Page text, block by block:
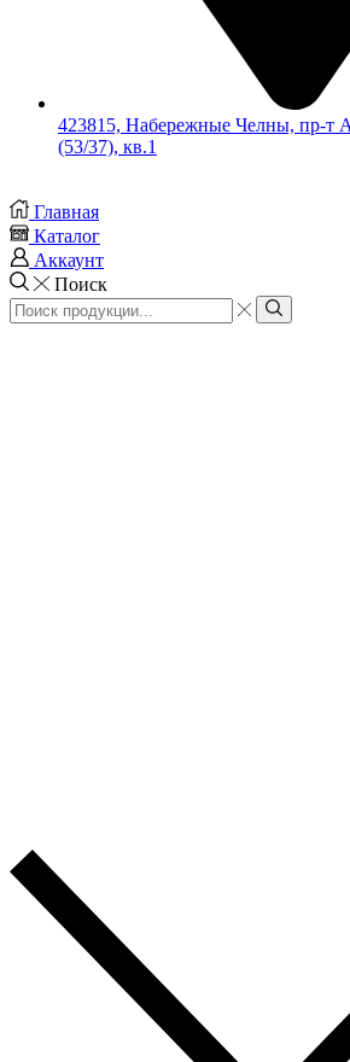
423815, Набережные Челны, пр-т
(53/37), кв.1
Главная
Каталог
Аккаунт
Поиск
Search
input
Search